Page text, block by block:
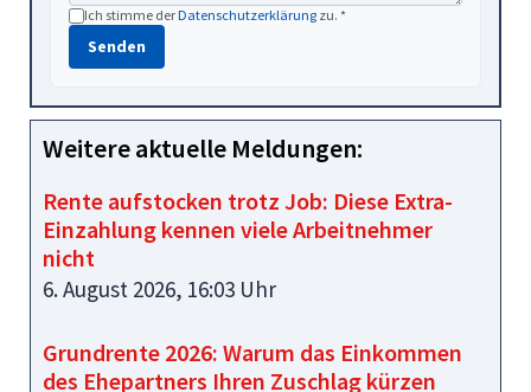
Ich stimme derDatenschutzerklärung zu. *
Senden
Weitere aktuelle Meldungen:
Rente aufstocken trotz Job: Diese Extra-
Einzahlung kennen viele Arbeitnehmer
nicht
6. August 2026, 16:03 Uhr
Grundrente 2026: Warum das Einkommen
des Ehepartners Ihren Zuschlag kürzen